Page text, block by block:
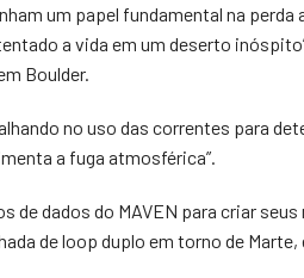
um papel fundamental na
a vida em um deserto
Boulder.
no uso das correntes para
a fuga atmosférica”.
de dados do MAVEN para criar
de loop duplo em torno de